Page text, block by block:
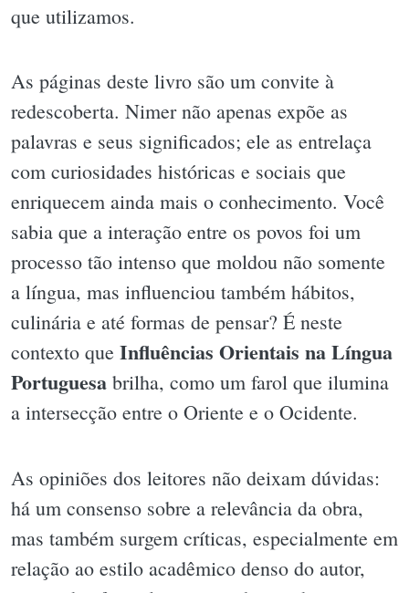
que utilizamos.
As páginas deste livro são um convite à
redescoberta. Nimer não apenas expõe as
palavras e seus significados; ele as entrelaça
com curiosidades históricas e sociais que
enriquecem ainda mais o conhecimento. Você
sabia que a interação entre os povos foi um
processo tão intenso que moldou não somente
a língua, mas influenciou também hábitos,
culinária e até formas de pensar? É neste
contexto que Influências Orientais na Língua
Portuguesa brilha, como um farol que ilumina
a intersecção entre o Oriente e o Ocidente.
As opiniões dos leitores não deixam dúvidas:
há um consenso sobre a relevância da obra,
mas também surgem críticas, especialmente em
relação ao estilo acadêmico denso do autor,